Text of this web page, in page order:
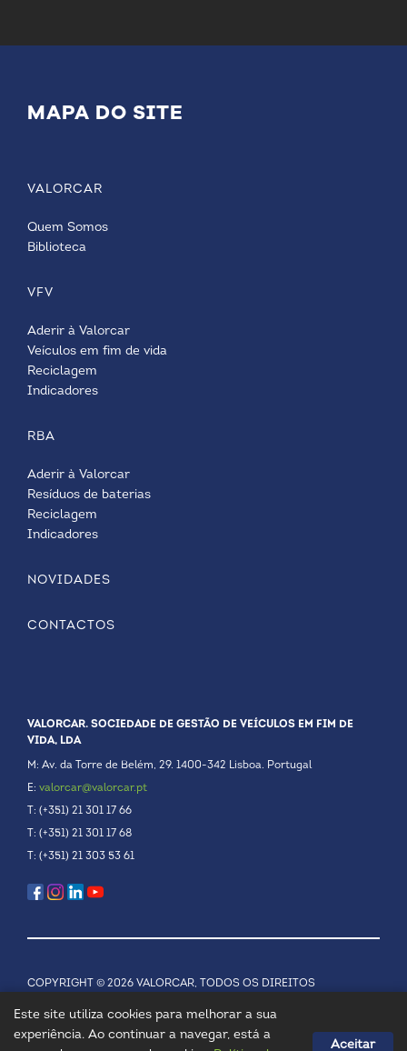
MAPA DO SITE
VALORCAR
Quem Somos
Biblioteca
VFV
Aderir à Valorcar
Veículos em fim de vida
Reciclagem
Indicadores
RBA
Aderir à Valorcar
Resíduos de baterias
Reciclagem
Indicadores
NOVIDADES
CONTACTOS
VALORCAR. SOCIEDADE DE GESTÃO DE VEÍCULOS EM FIM DE
VIDA, LDA
M: Av. da Torre de Belém, 29. 1400-342 Lisboa. Portugal
E: valorcar@valorcar.pt
T: (+351) 21 301 17 66
T: (+351) 21 301 17 68
T: (+351) 21 303 53 61
COPYRIGHT © 2026 VALORCAR, TODOS OS DIREITOS
Este site utiliza cookies para melhorar a sua
experiência. Ao continuar a navegar, está a
Aceitar